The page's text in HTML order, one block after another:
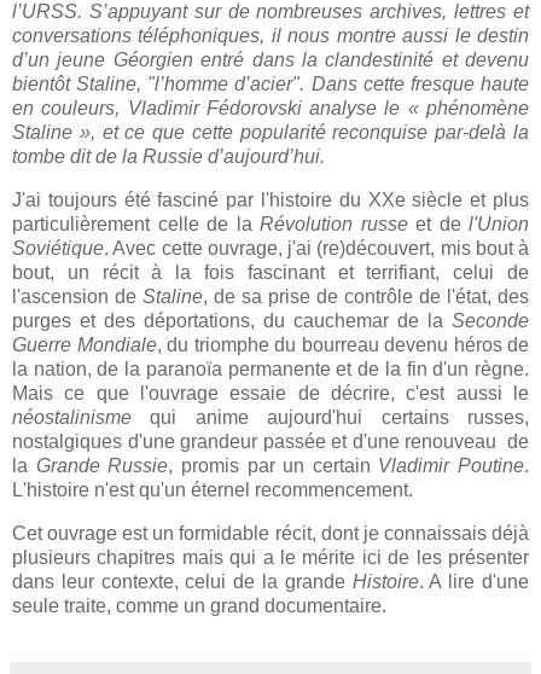
l’URSS. S’appuyant sur de nombreuses archives, lettres et
conversations téléphoniques, il nous montre aussi le destin
d’un jeune Géorgien entré dans la clandestinité et devenu
bientôt Staline, "l’homme d’acier". Dans cette fresque haute
en couleurs, Vladimir Fédorovski analyse le « phénomène
Staline », et ce que cette popularité reconquise par-delà la
tombe dit de la Russie d’aujourd’hui.
J'ai toujours été fasciné par l'histoire du XXe siècle et plus
particulièrement celle de la Révolution russeet de l'Union
Soviétique. Avec cette ouvrage, j'ai (re)découvert, mis bout à
bout, un récit à la fois fascinant et terrifiant, celui de
l'ascension de Staline, de sa prise de contrôle de l'état, des
purges et des déportations, du cauchemar de la Seconde
Guerre Mondiale, du triomphe du bourreau devenu héros de
la nation, de la paranoïa permanente et de la fin d'un règne.
Mais ce que l'ouvrage essaie de décrire, c'est aussi le
néostalinismequi anime aujourd'hui certains russes,
nostalgiques d'une grandeur passée et d'une renouveau de
la Grande Russie, promis par un certain Vladimir Poutine.
L'histoire n'est qu'un éternel recommencement.
Cet ouvrage est un formidable récit, dont je connaissais déjà
plusieurs chapitres mais qui a le mérite ici de les présenter
dans leur contexte, celui de la grande Histoire. A lire d'une
seule traite, comme un grand documentaire.